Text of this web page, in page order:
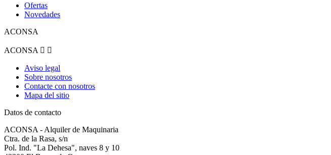
Ofertas
Novedades
ACONSA
ACONSA  
Aviso legal
Sobre nosotros
Contacte con nosotros
Mapa del sitio
Datos de contacto
ACONSA - Alquiler de Maquinaria
Ctra. de la Rasa, s/n
Pol. Ind. "La Dehesa", naves 8 y 10